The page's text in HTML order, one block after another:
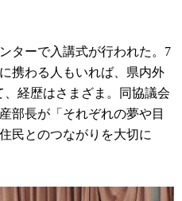
ターで入講式が行われた。7
携わる人もいれば、県内外
経歴はさまざま。同協議会
部長が「それぞれの夢や目
民とのつながりを大切に